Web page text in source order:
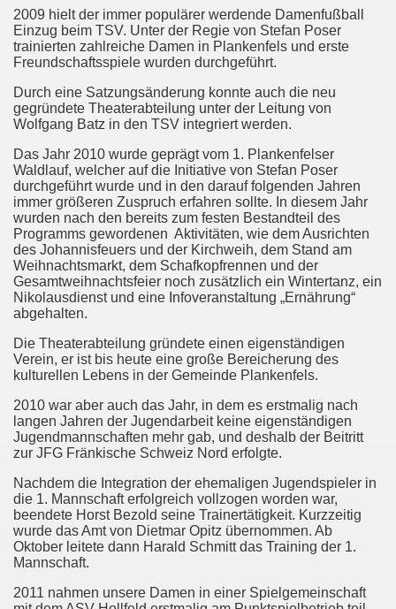
2009 hielt der immer populärer werdende Damenfußball
Einzug beim TSV. Unter der Regie von Stefan Poser
trainierten zahlreiche Damen in Plankenfels und erste
Freundschaftsspiele wurden durchgeführt.
Durch eine Satzungsänderung konnte auch die neu
gegründete Theaterabteilung unter der Leitung von
Wolfgang Batz in den TSV integriert werden.
Das Jahr 2010 wurde geprägt vom 1. Plankenfelser
Waldlauf, welcher auf die Initiative von Stefan Poser
durchgeführt wurde und in den darauf folgenden Jahren
immer größeren Zuspruch erfahren sollte. In diesem Jahr
wurden nach den bereits zum festen Bestandteil des
Programms gewordenen Aktivitäten, wie dem Ausrichten
des Johannisfeuers und der Kirchweih, dem Stand am
Weihnachtsmarkt, dem Schafkopfrennen und der
Gesamtweihnachtsfeier noch zusätzlich ein Wintertanz, ein
Nikolausdienst und eine Infoveranstaltung „Ernährung“
abgehalten.
Die Theaterabteilung gründete einen eigenständigen
Verein, er ist bis heute eine große Bereicherung des
kulturellen Lebens in der Gemeinde Plankenfels.
2010 war aber auch das Jahr, in dem es erstmalig nach
langen Jahren der Jugendarbeit keine eigenständigen
Jugendmannschaften mehr gab, und deshalb der Beitritt
zur JFG Fränkische Schweiz Nord erfolgte.
Nachdem die Integration der ehemaligen Jugendspieler in
die 1. Mannschaft erfolgreich vollzogen worden war,
beendete Horst Bezold seine Trainertätigkeit. Kurzzeitig
wurde das Amt von Dietmar Opitz übernommen. Ab
Oktober leitete dann Harald Schmitt das Training der 1.
Mannschaft.
2011 nahmen unsere Damen in einer Spielgemeinschaft